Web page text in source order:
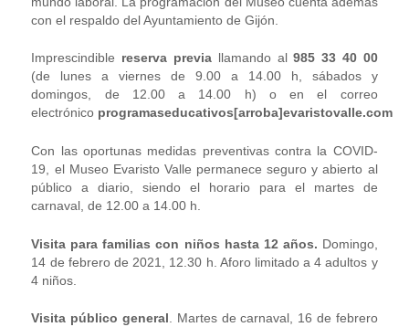
con el respaldo del Ayuntamiento de Gijón.
Imprescindible reserva previallamando al985 33 40 00
(de lunes a viernes de 9.00 a 14.00 h, sábados y
domingos, de 12.00 a 14.00 h) o en el correo
electrónico programaseducativos[arroba]evaristovalle.com
Con las oportunas medidas preventivas contra la COVID-
19, el Museo Evaristo Valle permanece seguro y abierto al
público a diario, siendo el horario para el martes de
carnaval, de 12.00 a 14.00 h.
Visita para familias con niños hasta 12 años. Domingo,
14 de febrero de 2021, 12.30 h. Aforo limitado a 4 adultos y
4 niños.
Visita público general. Martes de carnaval, 16 de febrero